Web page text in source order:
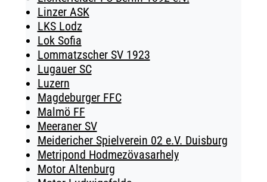
Linzer ASK
LKS Lodz
Lok Sofia
Lommatzscher SV 1923
Lugauer SC
Luzern
Magdeburger FFC
Malmö FF
Meeraner SV
Meidericher Spielverein 02 e.V. Duisburg
Metripond Hodmezövasarhely
Motor Altenburg